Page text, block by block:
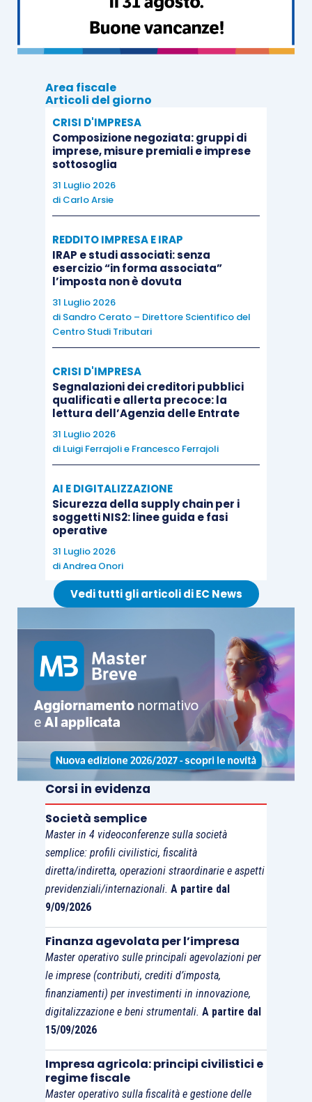
trattazione.
Area fiscale
Articoli del giorno
CRISI D'IMPRESA
Composizione negoziata: gruppi di
imprese, misure premiali e imprese
sottosoglia
31 Luglio 2026
di Carlo Arsie
REDDITO IMPRESA E IRAP
IRAP e studi associati: senza
esercizio “in forma associata”
l’imposta non è dovuta
31 Luglio 2026
di Sandro Cerato – Direttore Scientifico del
Centro Studi Tributari
CRISI D'IMPRESA
Segnalazioni dei creditori pubblici
qualificati e allerta precoce: la
lettura dell’Agenzia delle Entrate
31 Luglio 2026
di Luigi Ferrajolie Francesco Ferrajoli
AI E DIGITALIZZAZIONE
Sicurezza della supply chain per i
soggetti NIS2: linee guida e fasi
operative
31 Luglio 2026
diAndrea Onori
Vedi tutti gli articoli di EC News
Corsi in evidenza
Società semplice
Master in 4 videoconferenze sulla società
semplice: profili civilistici, fiscalità
diretta/indiretta, operazioni straordinarie e aspetti
previdenziali/internazionali. A partire dal
9/09/2026
Finanza agevolata per l’impresa
Master operativo sulle principali agevolazioni per
le imprese (contributi, crediti d’imposta,
finanziamenti) per investimenti in innovazione,
digitalizzazione e beni strumentali. A partire dal
15/09/2026
Impresa agricola: principi civilistici e
regime fiscale
Master operativo sulla fiscalità e gestione delle